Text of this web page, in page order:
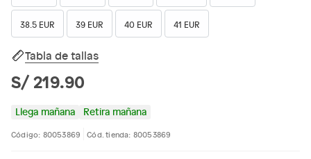
38.5 EUR 39 EUR 40 EUR 41 EUR
Tabla de tallas
S/ 219.90
Llega mañana Retira mañana
Código: 80053869 Cód. tienda: 80053869